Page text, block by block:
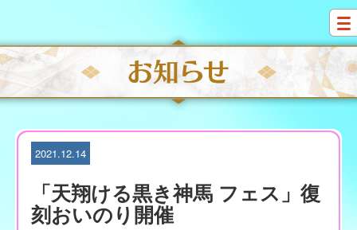
i
p
t
o
c
2021.12.14
「天翔ける黒き神馬 フェス」復
刻おいのり開催